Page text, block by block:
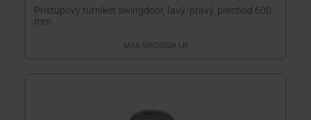
Prístupový turniket swingdoor, ľavý/pravý, prechod 600
mm
MAX SWD302A LR